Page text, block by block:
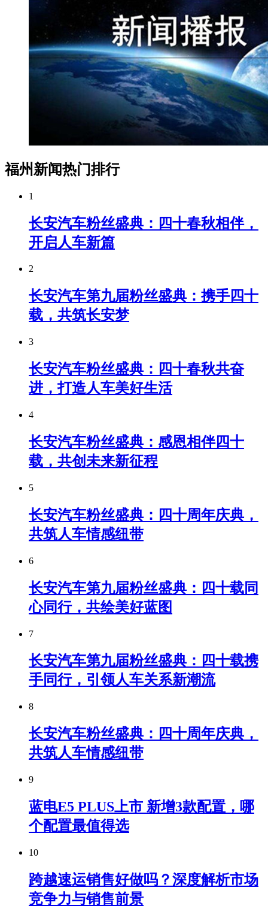
福州新闻热门排行
1
长安汽车粉丝盛典：四十春秋相伴，
开启人车新篇
2
长安汽车第九届粉丝盛典：携手四十
载，共筑长安梦
3
长安汽车粉丝盛典：四十春秋共奋
进，打造人车美好生活
4
长安汽车粉丝盛典：感恩相伴四十
载，共创未来新征程
5
长安汽车粉丝盛典：四十周年庆典，
共筑人车情感纽带
6
长安汽车第九届粉丝盛典：四十载同
心同行，共绘美好蓝图
7
长安汽车第九届粉丝盛典：四十载携
手同行，引领人车关系新潮流
8
长安汽车粉丝盛典：四十周年庆典，
共筑人车情感纽带
9
蓝电E5 PLUS上市 新增3款配置，哪
个配置最值得选
10
跨越速运销售好做吗？深度解析市场
竞争力与销售前景